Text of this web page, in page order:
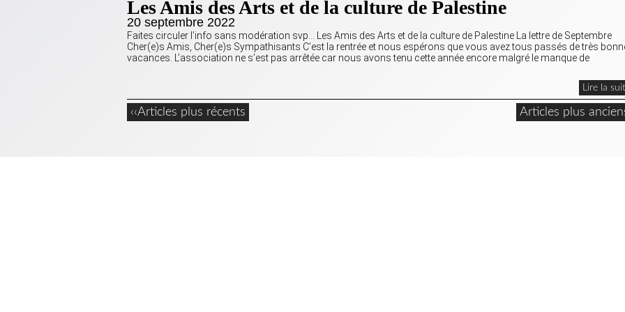
Les Amis des Arts et de la culture de Palestine
20 septembre 2022
Faites circuler l’info sans modération svp… Les Amis des Arts et de la culture de Palestine La lettre de Septembre
Cher(e)s Amis, Cher(e)s Sympathisants C’est la rentrée et nous espérons que vous avez tous passés de très
vacances. L’association ne s’est pas arrêtée car nous avons tenu cette année encore malgré le manque de
Lire la
Articles plus
‹‹Articles plus récents